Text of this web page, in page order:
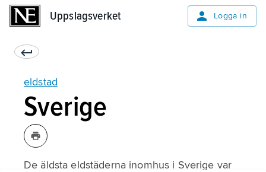
Uppslagsverket Logga in
eldstad
Sverige
De äldsta eldstäderna inomhus i Sverige var